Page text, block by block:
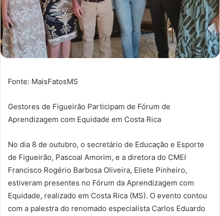
Fonte: MaisFatosMS
Gestores de Figueirão Participam de Fórum de
Aprendizagem com Equidade em Costa Rica
No dia 8 de outubro, o secretário de Educação e Esporte
de Figueirão, Pascoal Amorim, e a diretora do CMEI
Francisco Rogério Barbosa Oliveira, Eliete Pinheiro,
estiveram presentes no Fórum da Aprendizagem com
Equidade, realizado em Costa Rica (MS). O evento contou
com a palestra do renomado especialista Carlos Eduardo